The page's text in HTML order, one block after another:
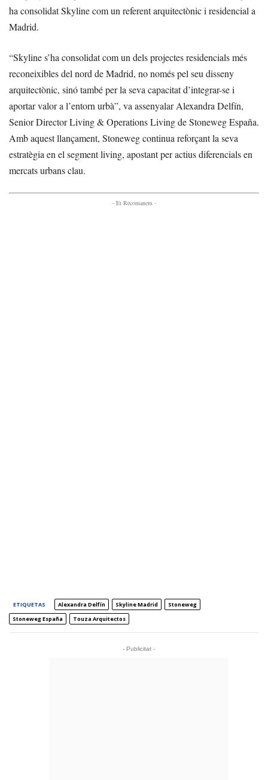
ha consolidat Skyline com un referent arquitectònic i residencial a
Madrid.
“Skyline s’ha consolidat com un dels projectes residencials més
reconeixibles del nord de Madrid, no només pel seu disseny
arquitectònic, sinó també per la seva capacitat d’integrar-se i
aportar valor a l’entorn urbà”, va assenyalar Alexandra Delfín,
Senior Director Living & Operations Living de Stoneweg España.
Amb aquest llançament, Stoneweg continua reforçant la seva
estratègia en el segment living, apostant per actius diferencials en
mercats urbans clau.
- Et Recomanem -
ETIQUETAS Alexandra Delfín Skyline Madrid
Stoneweg
Stoneweg España
Touza Arquitectos
- Publicitat -